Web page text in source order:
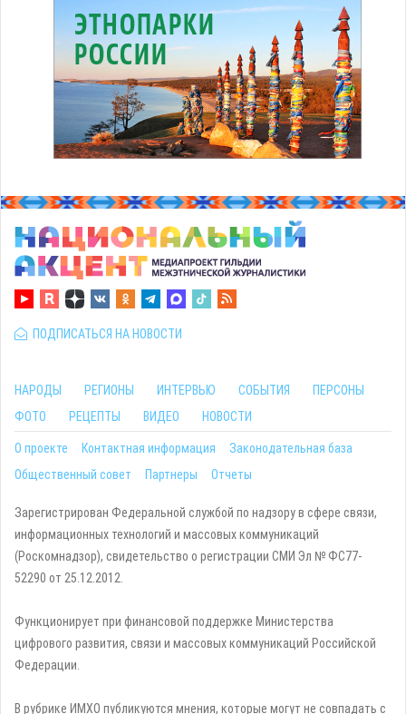
ПОДПИСАТЬСЯ НА НОВОСТИ
НАРОДЫ РЕГИОНЫ ИНТЕРВЬЮ СОБЫТИЯ
ПЕРСОНЫ
ФОТО
РЕЦЕПТЫ ВИДЕО НОВОСТИ
О проекте Контактная информация
Законодательная база
Общественный совет
Партнеры Отчеты
Зарегистрирован Федеральной службой по надзору в сфере связи,
информационных технологий и массовых коммуникаций
(Роскомнадзор), свидетельство о регистрации СМИ Эл № ФС77-
52290 от 25.12.2012.
Функционирует при финансовой поддержке Министерства
цифрового развития, связи и массовых коммуникаций Российской
Федерации.
В рубрике ИМХО публикуются мнения, которые могут не совпадать с